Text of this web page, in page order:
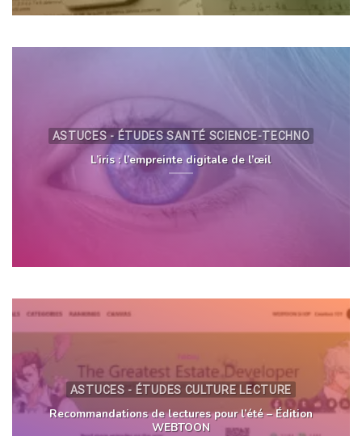
ASTUCES - ÉTUDES SANTÉ SCIENCE-TECHNO
L’iris : l’empreinte digitale de l’œil
ASTUCES - ÉTUDES CULTURE LECTURE
Recommandations de lectures pour l’été – Édition
WEBTOON